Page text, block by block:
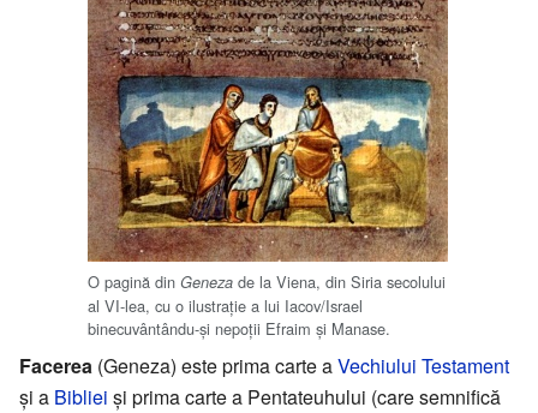
O pagină din Geneza de la Viena, din Siria secolului
al VI-lea, cu o ilustraţie a lui Iacov/Israel
binecuvântându-şi nepoţii Efraim şi Manase.
Facerea (Geneza) este prima carte aVechiului Testament
şi a Bibliei şi prima carte a Pentateuhului (care semnifică